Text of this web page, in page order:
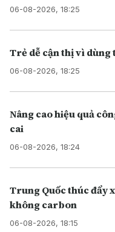
06-08-2026, 18:25
Trẻ dễ cận thị vì
06-08-2026, 18:25
Nâng cao hiệu quả
cai
06-08-2026, 18:24
Trung Quốc thúc đẩy
không carbon
06-08-2026, 18:15